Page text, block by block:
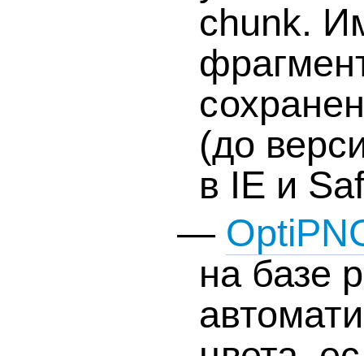
chunk.
(до
в IE и
—
на базе